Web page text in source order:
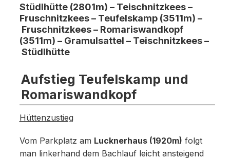
Stüdlhütte (2801m) – Teischnitzkees –
Fruschnitzkees – Teufelskamp (3511m) –
Fruschnitzkees – Romariswandkopf
(3511m) – Gramulsattel – Teischnitzkees –
Stüdlhütte
Aufstieg Teufelskamp und
Romariswandkopf
Hüttenzustieg
Vom Parkplatz am Lucknerhaus (1920m) folgt
man linkerhand dem Bachlauf leicht ansteigend